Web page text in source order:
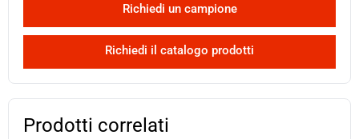
Richiedi un campione
Richiedi il catalogo prodotti
Prodotti correlati